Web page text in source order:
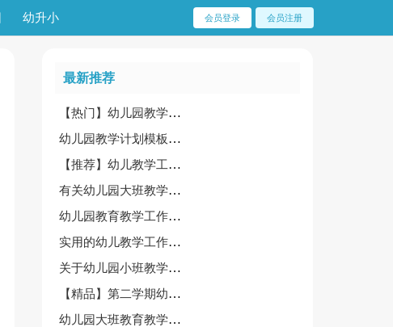
幼升小 会员登录 会员注册
最新推荐
【热门】幼儿园教学计划模板集合9篇
幼儿园教学计划模板集锦5篇
【推荐】幼儿教学工作计划模板汇总五篇
有关幼儿园大班教学工作计划集锦6篇
幼儿园教育教学工作计划范文合集五篇
实用的幼儿教学工作计划合集8篇
关于幼儿园小班教学工作计划模板合集10篇
【精品】第二学期幼儿园教学计划四篇
幼儿园大班教育教学计划集锦七篇